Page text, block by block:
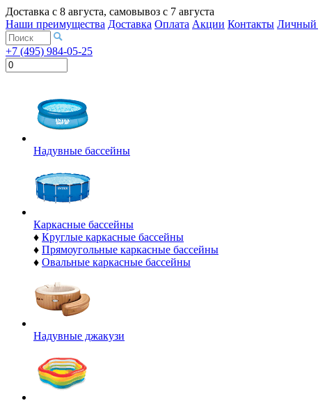
Доставка с 8 августа, самовывоз с 7 августа
Наши преимущества Доставка Оплата Акции Контакты Личный
+7 (495) 984-05-25
Надувные бассейны
Каркасные бассейны
♦ Круглые каркасные бассейны
♦ Прямоугольные каркасные бассейны
♦ Овальные каркасные бассейны
Надувные джакузи